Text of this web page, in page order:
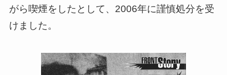
がら喫煙をしたとして、2006年に謹慎処分を受
けました。